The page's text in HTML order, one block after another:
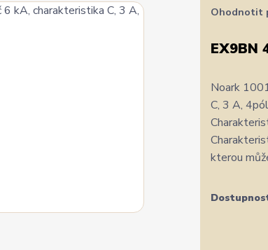
Ohodnotit
EX9BN
Noark
C, 3 A,
kterou